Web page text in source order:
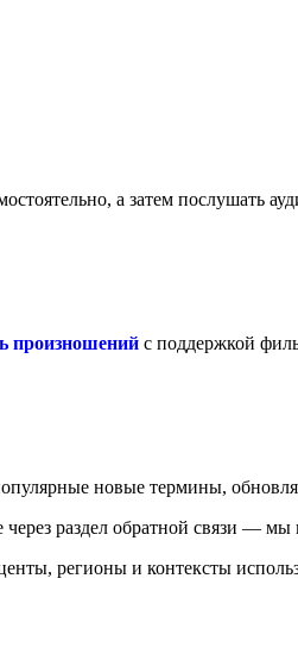
а затем послушать
произношений с поддержкой
новые термины,
раздел обратной связи — мы
регионы и контексты